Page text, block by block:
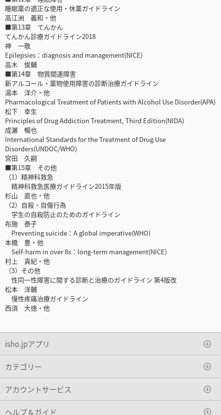
睡眠薬の適正な使用・休薬ガイドライン
高江洲 義和・他
■第13章 てんかん
てんかん診療ガイドライン2018
神 一敬
Epilepsies：diagnosis and management(NICE)
高木 俊輔
■第14章 物質関連障害
新アルコール・薬物使用障害の診断治療ガイドライン
湯本 洋介・他
Pharmacological Treatment of Patients with Alcohol Use Disorder(APA)
松下 幸生
Principles of Drug Addiction Treatment, Third Edition(NIDA)
成瀬 暢也
International Standards for the Treatment of Drug Use
Disorders(UNDOC/WHO)
宮田 久嗣
■第15章 その他
（1）精神科救急
精神科救急医療ガイドライン2015年版
杉山 直也・他
（2）自殺・自傷行為
学生の自殺防止のためのガイドライン
布施 泰子
Preventing suicide：A global imperative(WHO)
本橋 豊・他
Self-harm in over 8s：long-term management(NICE)
村上 真紀・他
（3）その他
性同一性障害に関する診断と治療のガイドライン 第4版改
松本 洋輔
慢性疼痛治療ガイドライン
西須 大徳・他
isho.jpアプリ
カテゴリー
アカウントサービス
ヘルプ＆ガイド